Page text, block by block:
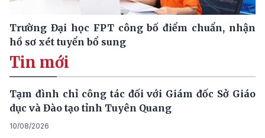
Trường Đại học FPT công bố điểm chuẩn, nhận
hồ sơ xét tuyển bổ sung
Tin mới
Tạm đình chỉ công tác đối với Giám đốc Sở Giáo
dục và Đào tạo tỉnh Tuyên Quang
10/08/2026